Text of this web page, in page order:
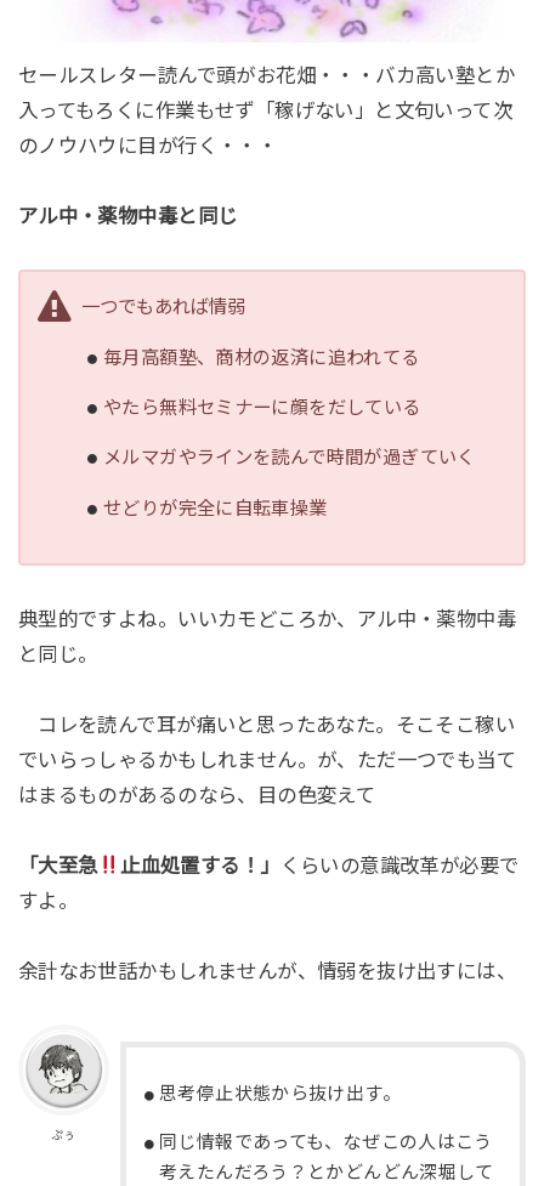
セールスレター読んで頭がお花畑・・・バカ高い塾とか
入ってもろくに作業もせず「稼げない」と文句いって次
のノウハウに目が行く・・・
アル中・薬物中毒と同じ
一つでもあれば情弱
毎月高額塾、商材の返済に追われてる
やたら無料セミナーに顔をだしている
メルマガやラインを読んで時間が過ぎていく
せどりが完全に自転車操業
典型的ですよね。いいカモどころか、アル中・薬物中毒
と同じ。
コレを読んで耳が痛いと思ったあなた。そこそこ稼い
でいらっしゃるかもしれません。が、ただ一つでも当て
はまるものがあるのなら、目の色変えて
「大至急 止血処置する！」
くらいの意識改革が必要で
すよ。
余計なお世話かもしれませんが、情弱を抜け出すには、
ぷぅ
思考停止状態から抜け出す。
同じ情報であっても、なぜこの人はこう
考えたんだろう？とかどんどん深堀して